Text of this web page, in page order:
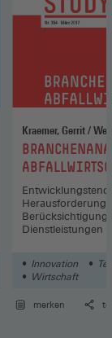
:
Dienstleistungen
Innovation
Wirtschaft
merken